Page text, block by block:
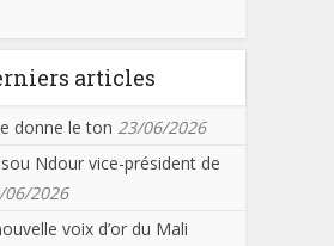
articles
donne le ton 23/06/2026
Ndour vice-président de
06/2026
voix d’or du Mali